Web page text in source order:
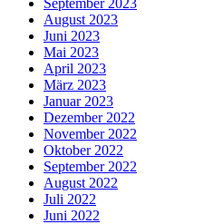
August 2023
Juni 2023
Mai 2023
April 2023
März 2023
Januar 2023
Dezember 2022
November 2022
Oktober 2022
September 2022
August 2022
Juli 2022
Juni 2022